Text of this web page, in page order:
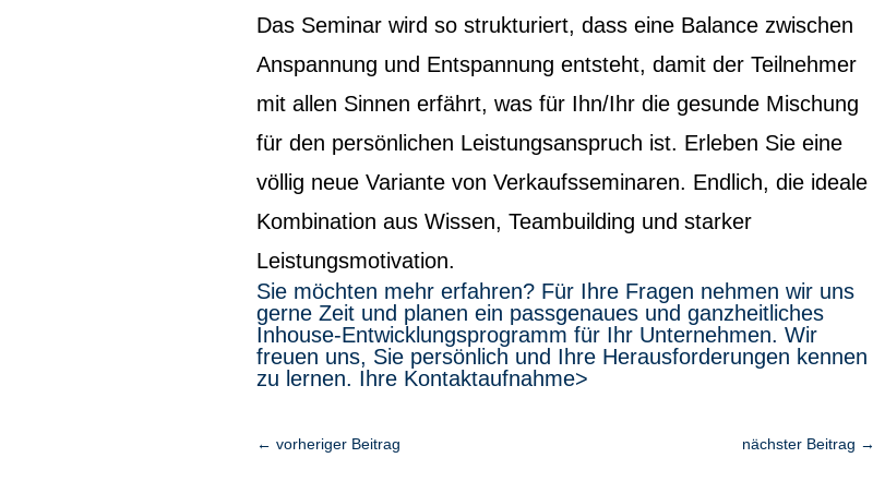
Das Seminar wird so strukturiert, dass eine Balance zwischen
Anspannung und Entspannung entsteht, damit der Teilnehmer
mit allen Sinnen erfährt, was für Ihn/Ihr die gesunde Mischung
für den persönlichen Leistungsanspruch ist. Erleben Sie eine
völlig neue Variante von Verkaufsseminaren. Endlich, die ideale
Kombination aus Wissen, Teambuilding und starker
Leistungsmotivation.
Sie möchten mehr erfahren? Für Ihre Fragen nehmen wir uns
gerne Zeit und planen ein passgenaues und ganzheitliches
Inhouse-Entwicklungsprogramm für Ihr Unternehmen. Wir
freuen uns, Sie persönlich und Ihre Herausforderungen kennen
zu lernen. Ihre Kontaktaufnahme>
←vorheriger Beitrag nächster Beitrag →